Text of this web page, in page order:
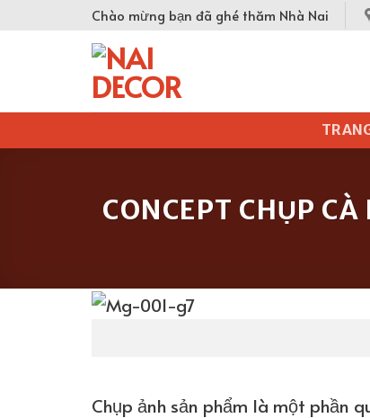
Chào mừng bạn đã ghé thăm Nhà Nai
CONCEPT CHỤP
Chụp ảnh sản phẩm là một phần